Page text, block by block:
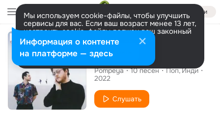
Войти
Мы используем cookie-файлы, чтобы улучшить
сервисы для вас. Если ваш возраст менее 13 лет,
настроить cookie-файлы должен ваш законный
представитель. Больше информации
Разрешить все Настроить
Альбом
Dreamers
Pompeya 10песен Поп Инди
2022
Слушать
Информация о контенте
на платформе — здесь